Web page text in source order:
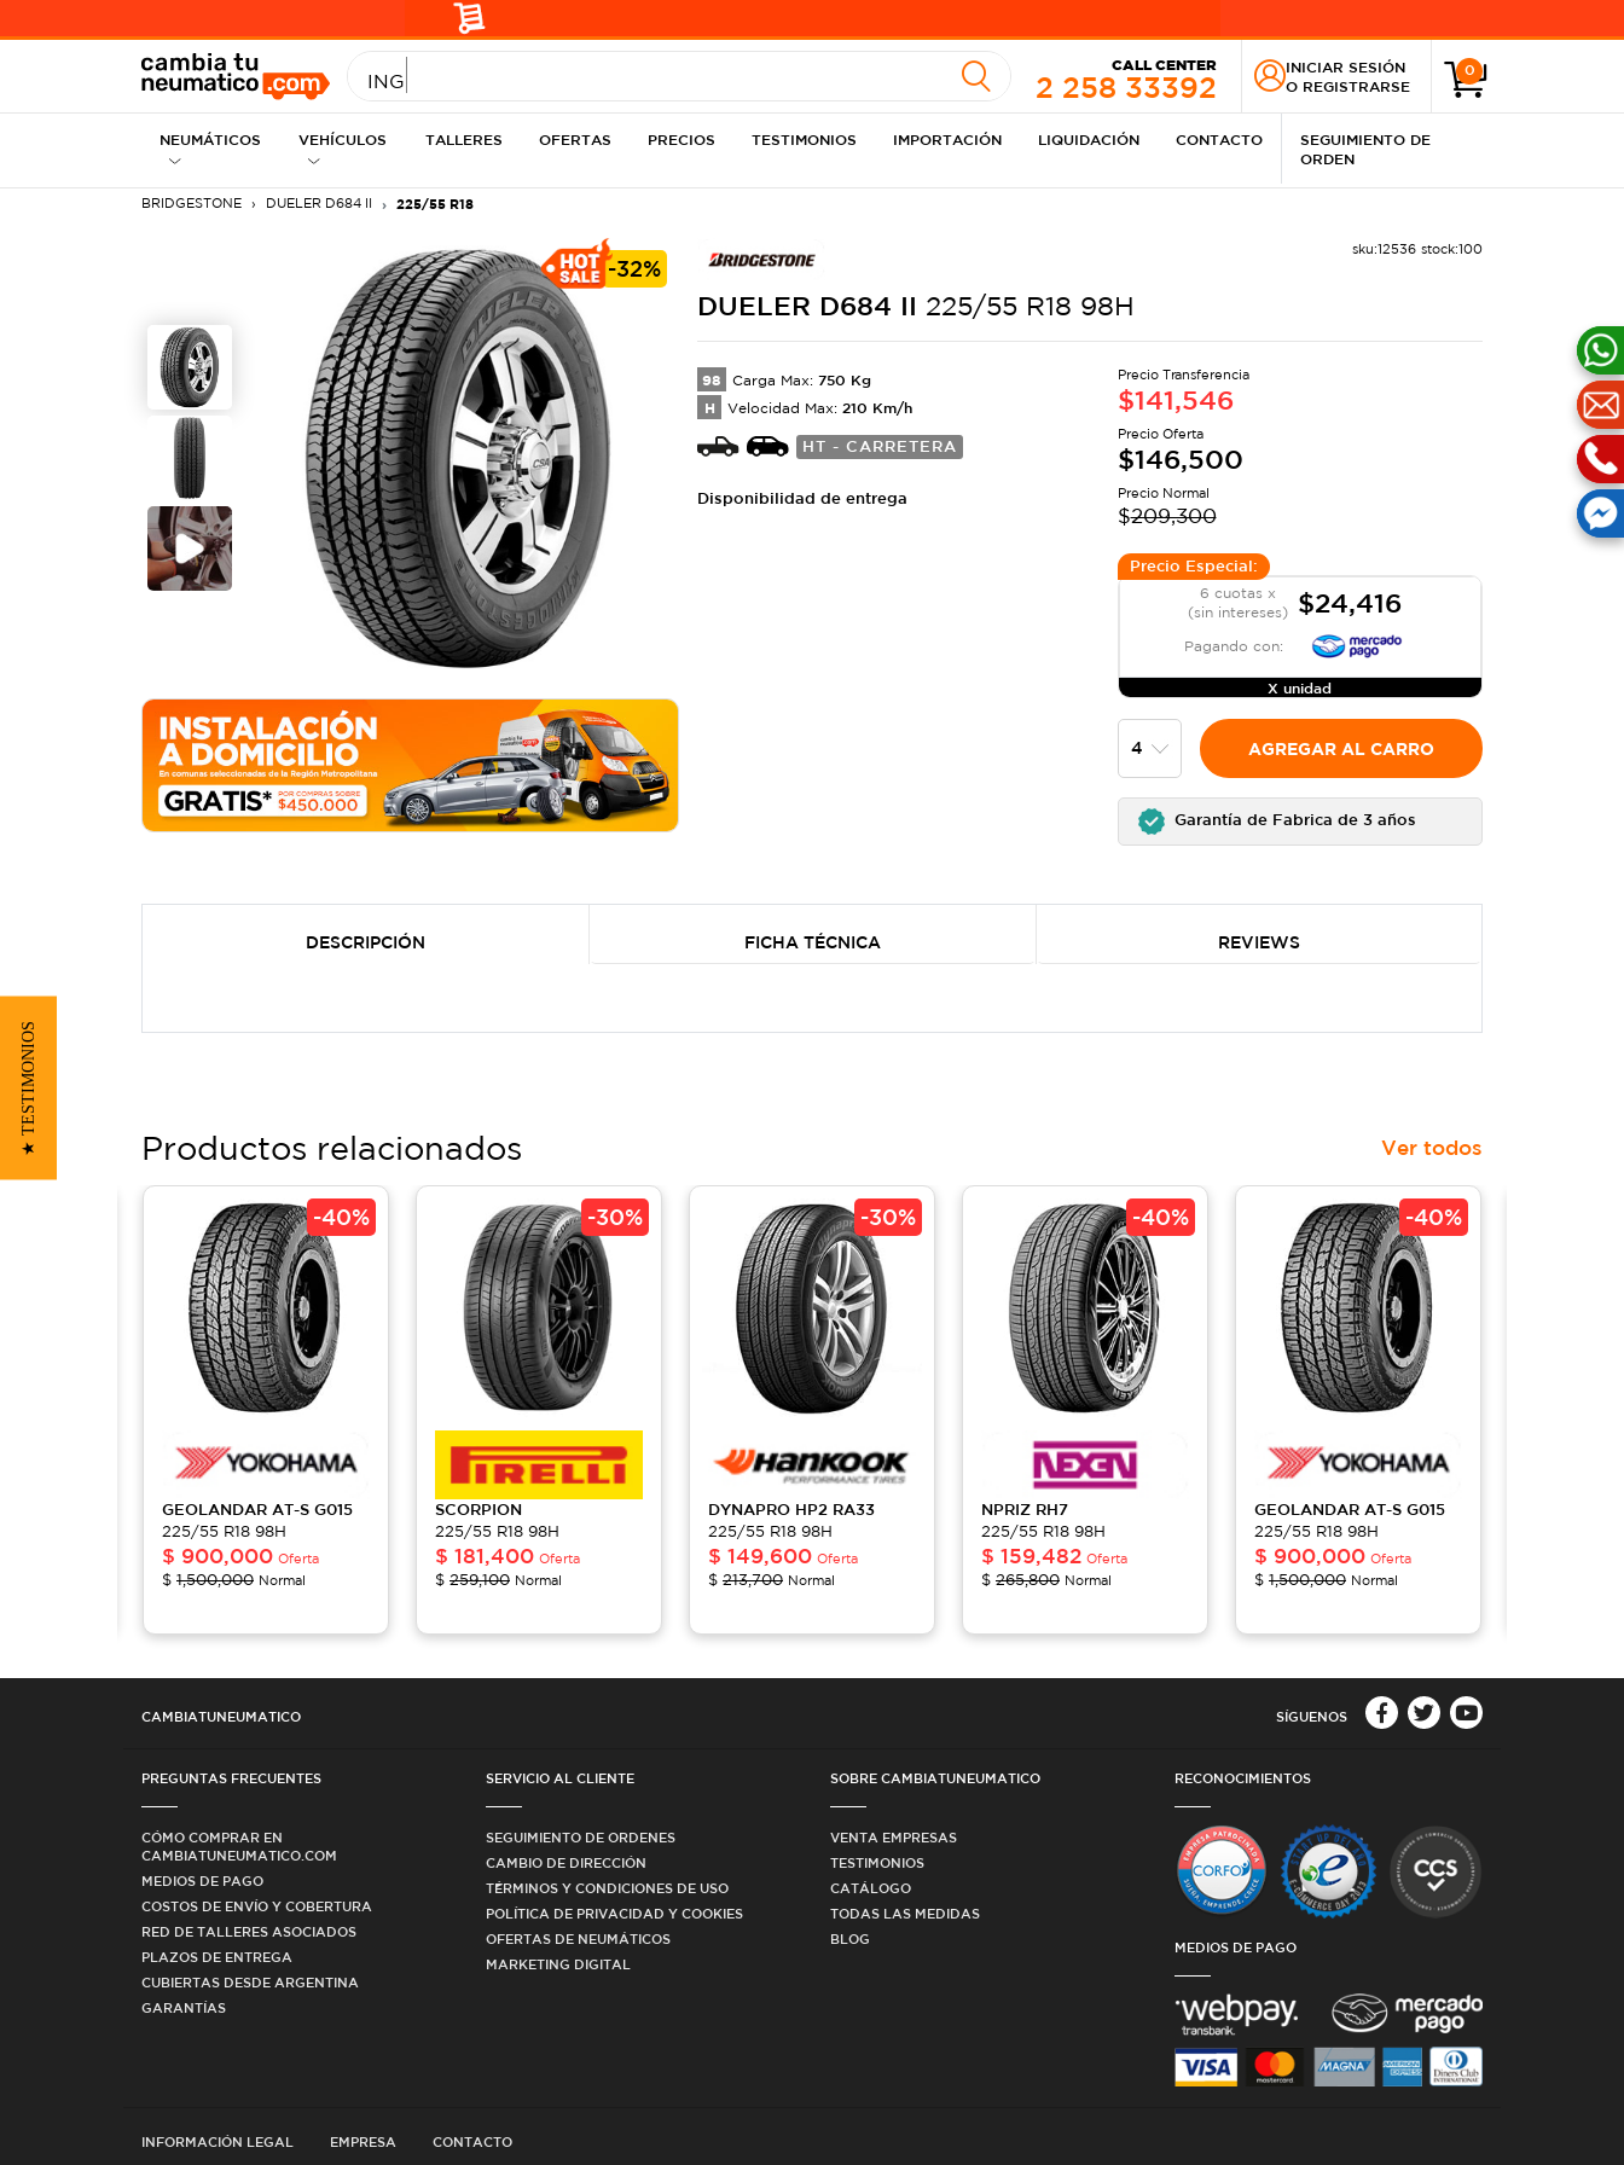
INGRESE MEDIDA
CALL CENTER
2 258 33392
INICIAR SESIÓN
O REGISTRARSE
0
NEUMÁTICOS VEHÍCULOS TALLERES OFERTAS PRECIOS TESTIMONIOS IMPORTACIÓN LIQUIDACIÓN CONTACTO
SEGUIMIENTO DE
ORDEN
BRIDGESTONE DUELER D684 II 225/55 R18
-32%
sku:12536 stock:100
DUELER D684 II 225/55 R18 98H
98 Carga Max: 750 Kg
H Velocidad Max: 210 Km/h
HT - CARRETERA
Disponibilidad de entrega
Precio Transferencia
$141,546
Precio Oferta
$146,500
Precio Normal
$209,300
Precio Especial:
6 cuotas x
(sin intereses)
$24,416
Pagando con:
X unidad
AGREGAR AL CARRO
Garantía de Fabrica de 3 años
DESCRIPCIÓN FICHA TÉCNICA REVIEWS
Productos relacionados Ver todos
-40%
GEOLANDAR AT-S G015
225/55 R18 98H
$ 900,000 Oferta
$ 1,500,000 Normal
-30%
SCORPION
225/55 R18 98H
$ 181,400 Oferta
$ 259,100 Normal
-30%
DYNAPRO HP2 RA33
225/55 R18 98H
$ 149,600 Oferta
$ 213,700 Normal
-40%
NPRIZ RH7
225/55 R18 98H
$ 159,482 Oferta
$ 265,800 Normal
-40%
GEOLANDAR AT-S G015
225/55 R18 98H
$ 900,000 Oferta
$ 1,500,000 Normal
CAMBIATUNEUMATICO SÍGUENOS
PREGUNTAS FRECUENTES
CÓMO COMPRAR EN
CAMBIATUNEUMATICO.COM
MEDIOS DE PAGO
COSTOS DE ENVÍO Y COBERTURA
RED DE TALLERES ASOCIADOS
PLAZOS DE ENTREGA
CUBIERTAS DESDE ARGENTINA
GARANTÍAS
SERVICIO AL CLIENTE
SEGUIMIENTO DE ORDENES
CAMBIO DE DIRECCIÓN
TÉRMINOS Y CONDICIONES DE USO
POLÍTICA DE PRIVACIDAD Y COOKIES
OFERTAS DE NEUMÁTICOS
MARKETING DIGITAL
SOBRE CAMBIATUNEUMATICO
VENTA EMPRESAS
TESTIMONIOS
CATÁLOGO
TODAS LAS MEDIDAS
BLOG
RECONOCIMIENTOS
MEDIOS DE PAGO
INFORMACIÓN LEGAL EMPRESA CONTACTO
★ TESTIMONIOS